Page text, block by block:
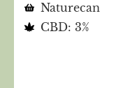
Naturecan
CBD: 3%